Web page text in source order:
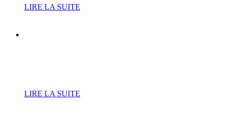
LIRE LA SUITE
LIRE LA SUITE